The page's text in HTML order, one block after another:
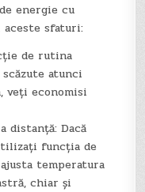
energie cu
aceste sfaturi:
de rutina
atunci
veți economisi
Dacă
funcția de
temperatura
chiar și